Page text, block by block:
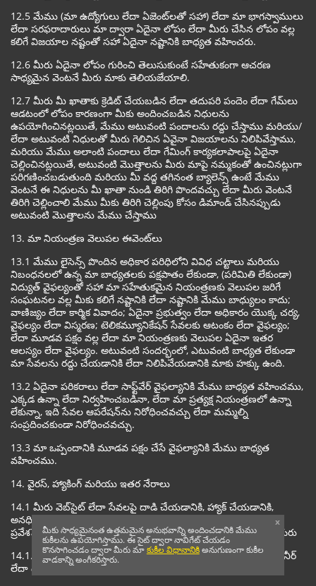
12.5 మేము (మా ఉద్యోగులు లేదా ఏజెంట్‌లతో సహా) లేదా మా భాగస్వాములు
లేదా సరఫరాదారులు మా ద్వారా ఏదైనా లోపం లేదా మీరు చేసిన లోపం వల్ల
కలిగే విజయాల నష్టంతో సహా ఏదైనా నష్టానికి బాధ్యత వహించరు.
12.6 మీరు ఏదైనా లోపం గురించి తెలుసుకుంటే సహేతుకంగా ఆచరణ
సాధ్యమైన వెంటనే మీరు మాకు తెలియజేయాలి.
12.7 మీరు మీ ఖాతాకు క్రెడిట్ చేయబడిన లేదా తదుపరి పందెం లేదా గేమ్‌లు
ఆడటంలో లోపం కారణంగా మీకు అందించబడిన నిధులను
ఉపయోగించినట్లయితే, మేము అటువంటి పందాలను రద్దు చేస్తాము మరియు/
లేదా అటువంటి నిధులతో మీరు గెలిచిన ఏవైనా విజయాలను నిలిపివేస్తాము,
మరియు మేము అలాంటి పందాలు లేదా గేమింగ్ కార్యకలాపాలపై ఏదైనా
చెల్లించినట్లయితే, అటువంటి మొత్తాలను మీరు మాపై నమ్మకంతో ఉంచినట్లుగా
పరిగణించబడుతుంది మరియు మీ వద్ద తగినంత బ్యాలెన్స్ ఉంటే మేము
వెంటనే ఈ నిధులను మీ ఖాతా నుండి తిరిగి పొందవచ్చు లేదా మీరు వెంటనే
తిరిగి చెల్లించాలి మేము మీకు తిరిగి చెల్లింపు కోసం డిమాండ్ చేసినప్పుడు
అటువంటి మొత్తాలను మేము చేస్తాము
13. మా నియంత్రణ వెలుపల ఈవెంట్‌లు
13.1 మేము లైసెన్స్ పొందిన అధికార పరిధిలోని వివిధ చట్టాలు మరియు
నిబంధనలలో ఉన్న మా బాధ్యతలకు పక్షపాతం లేకుండా, (పరిమితి లేకుండా)
విద్యుత్ వైఫల్యంతో సహా మా సహేతుకమైన నియంత్రణకు వెలుపల జరిగే
సంఘటనల వల్ల మీకు కలిగే నష్టానికి లేదా నష్టానికి మేము బాధ్యులం కాదు;
వాణిజ్యం లేదా కార్మిక వివాదం; ఏదైనా ప్రభుత్వం లేదా అధికారం యొక్క చర్య,
వైఫల్యం లేదా విస్మరణ; టెలికమ్యూనికేషన్ సేవలకు ఆటంకం లేదా వైఫల్యం;
లేదా మూడవ పక్షం వల్ల లేదా మా నియంత్రణకు వెలుపల ఏదైనా ఇతర
ఆలస్యం లేదా వైఫల్యం. అటువంటి సందర్భంలో, ఎటువంటి బాధ్యత లేకుండా
మా సేవలను రద్దు చేయడానికి లేదా నిలిపివేయడానికి మాకు హక్కు ఉంది.
13.2 ఏదైనా పరికరాలు లేదా సాఫ్ట్‌వేర్ వైఫల్యానికి మేము బాధ్యత వహించము,
ఎక్కడ ఉన్నా లేదా నిర్వహించబడినా, లేదా మా ప్రత్యక్ష నియంత్రణలో ఉన్నా
లేకున్నా, ఇది సేవల ఆపరేషన్‌ను నిరోధించవచ్చు లేదా మమ్మల్ని
సంప్రదించకుండా నిరోధించవచ్చు.
13.3 మా ఒప్పందానికి మూడవ పక్షం చేసే వైఫల్యానికి మేము బాధ్యత
వహించము.
14. వైరస్, హ్యాకింగ్ మరియు ఇతర నేరాలు
14.1 మీరు వెబ్‌సైట్ లేదా సేవలపై దాడి చేయడానికి, హ్యాక్ చేయడానికి,
అనధికారిక మార్పులు చేయడానికి లేదా ఎలాంటి హానికరమైన కోడ్‌ను
ప్రవేశపెట్టడానికి ప్రయత్నించకూడదు. అలాగే, మీరు పరిమితి లేకుండా చేయరు
14.1.1 వెబ్‌సైట్ ద్వారా అందుబాటులో ఉన్న ఏదైనా సాఫ్ట్‌వేర్ రివర్స్ ఇంజనీర్
లేదా డీకంపైల్ (పూర్తిగా లేదా పాక్షికంగా); లేదా
మీకు సాధ్యమైనంత ఉత్తమమైన అనుభవాన్ని అందించడానికి మేము
కుకీలను ఉపయోగిస్తాము. ఈ సైట్ ద్వారా నావిగేట్ చేయడం
కొనసాగించడం ద్వారా మీరు మాకుకీల విధానానికిఅనుగుణంగా కుకీల
వాడకాన్ని అంగీకరిస్తారు.
x